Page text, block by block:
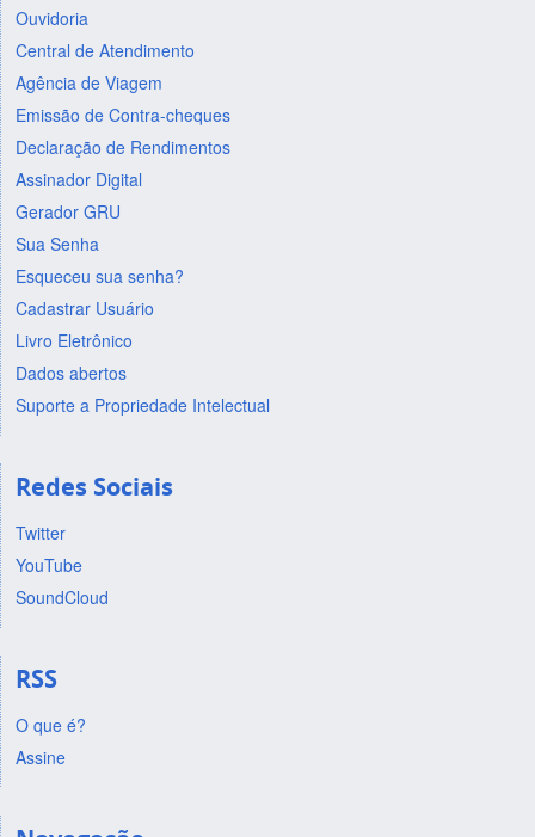
Ouvidoria
Central de Atendimento
Agência de Viagem
Emissão de Contra-cheques
Declaração de Rendimentos
Assinador Digital
Gerador GRU
Sua Senha
Esqueceu sua senha?
Cadastrar Usuário
Livro Eletrônico
Dados abertos
Suporte a Propriedade Intelectual
Redes Sociais
Twitter
YouTube
SoundCloud
RSS
O que é?
Assine